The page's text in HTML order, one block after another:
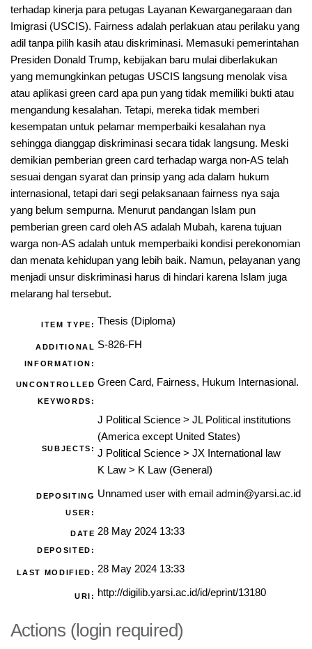
terhadap kinerja para petugas Layanan Kewarganegaraan dan
Imigrasi (USCIS). Fairness adalah perlakuan atau perilaku yang
adil tanpa pilih kasih atau diskriminasi. Memasuki pemerintahan
Presiden Donald Trump, kebijakan baru mulai diberlakukan
yang memungkinkan petugas USCIS langsung menolak visa
atau aplikasi green card apa pun yang tidak memiliki bukti atau
mengandung kesalahan. Tetapi, mereka tidak memberi
kesempatan untuk pelamar memperbaiki kesalahan nya
sehingga dianggap diskriminasi secara tidak langsung. Meski
demikian pemberian green card terhadap warga non-AS telah
sesuai dengan syarat dan prinsip yang ada dalam hukum
internasional, tetapi dari segi pelaksanaan fairness nya saja
yang belum sempurna. Menurut pandangan Islam pun
pemberian green card oleh AS adalah Mubah, karena tujuan
warga non-AS adalah untuk memperbaiki kondisi perekonomian
dan menata kehidupan yang lebih baik. Namun, pelayanan yang
menjadi unsur diskriminasi harus di hindari karena Islam juga
melarang hal tersebut.
ITEM TYPE: Thesis (Diploma)
ADDITIONAL
INFORMATION:
S-826-FH
UNCONTROLLED
KEYWORDS:
Green Card, Fairness, Hukum Internasional.
SUBJECTS:
J Political Science> JL Political institutions
(America except United States)
J Political Science> JX International law
K Law> K Law (General)
DEPOSITING
USER:
Unnamed user with email admin@yarsi.ac.id
DATE
DEPOSITED:
28 May 2024 13:33
LAST MODIFIED: 28 May 2024 13:33
URI: http://digilib.yarsi.ac.id/id/eprint/13180
Actions (login required)